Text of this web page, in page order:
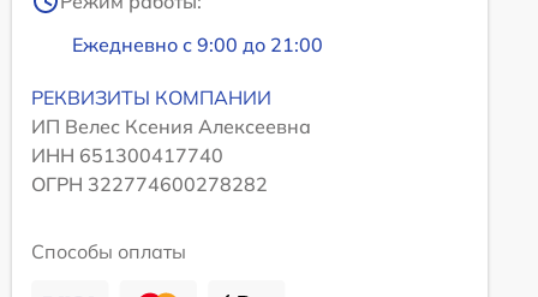
Ежедневно с 9:00 до 21:00
РЕКВИЗИТЫ КОМПАНИИ
ИП Велес Ксения Алексеевна
ИНН 651300417740
ОГРН 322774600278282
Способы оплаты